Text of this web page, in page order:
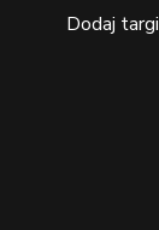
Dodaj targi